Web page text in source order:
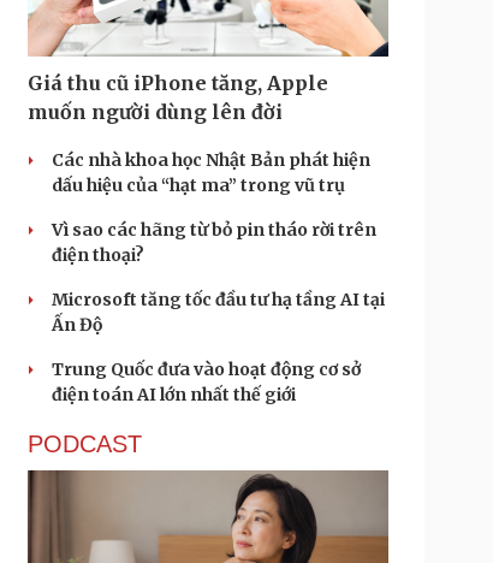
Giá thu cũ iPhone tăng, Apple
muốn người dùng lên đời
Các nhà khoa học Nhật Bản phát hiện
dấu hiệu của “hạt ma” trong vũ trụ
Vì sao các hãng từ bỏ pin tháo rời trên
điện thoại?
Microsoft tăng tốc đầu tư hạ tầng AI tại
Ấn Độ
Trung Quốc đưa vào hoạt động cơ sở
điện toán AI lớn nhất thế giới
PODCAST